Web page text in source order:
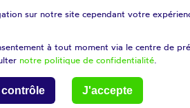
Puget-rostang
Roquesteron
Saint-andré de la roche
Saint-etienne-de-tinée
Saint-martin-du-var
sur notre site cependant votre
à tout moment via le centre de
notre politique de confidentialité
contrôle J'accepte